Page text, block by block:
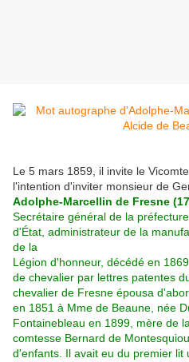
Le 5 mars 1859, il invite le
l'intention d'inviter monsieur de
Adolphe-Marcellin de Fresne
Secrétaire général de la
d'État, administrateur de la
de la
Légion d'honneur, décédé en
de chevalier par lettres patentes
chevalier de Fresne épousa
en 1851 à Mme de Beaune, née
Fontainebleau en 1899, mère de
comtesse Bernard de
d'enfants. Il avait eu du premier lit